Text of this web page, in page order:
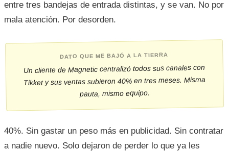
entre tres bandejas de entrada distintas, y se van. No por
mala atención. Por desorden.
DATO QUE ME BAJÓ A LA TIERRA
Un cliente de Magnetic centralizó todos sus canales con
Tikket y sus ventas subieron 40% en tres meses. Misma
pauta, mismo equipo.
40%. Sin gastar un peso más en publicidad. Sin contratar
a nadie nuevo. Solo dejaron de perder lo que ya les